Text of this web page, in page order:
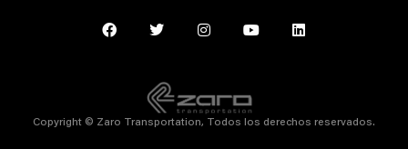
Copyright © Zaro Transportation, Todos los derechos reservados.